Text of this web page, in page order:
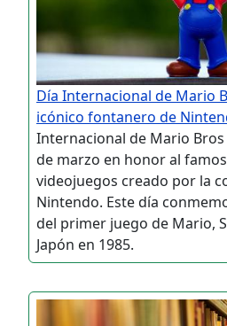
Día Internacional de Mario
icónico fontanero de
Internacional de Mario Bros
de marzo en honor al
videojuegos creado por la
Nintendo. Este día
del primer juego de Mario,
Japón en 1985.